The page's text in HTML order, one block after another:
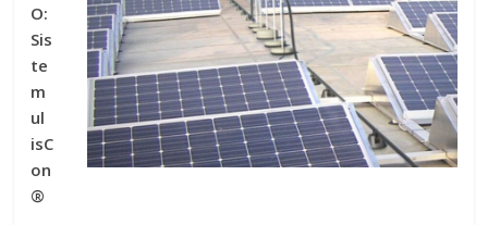
O:
Sis
te
m
ul
isC
on
®